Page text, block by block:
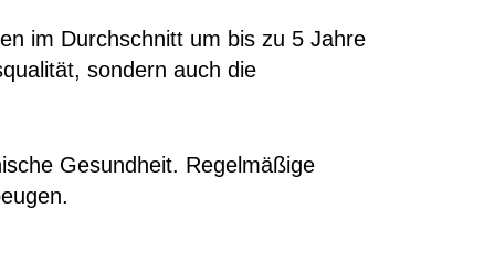
im Durchschnitt um bis zu 5 Jahre
sondern auch die
Gesundheit. Regelmäßige